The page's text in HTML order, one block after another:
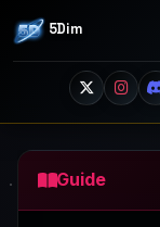
5Dim
Guide